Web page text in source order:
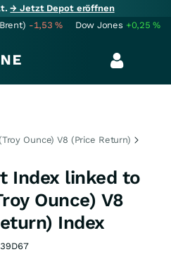
→ Jetzt Depot eröffnen
-1,53% Dow Jones +0,25%
Ounce) V8 (Price Return)
Index linked to
Ounce) V8
Index